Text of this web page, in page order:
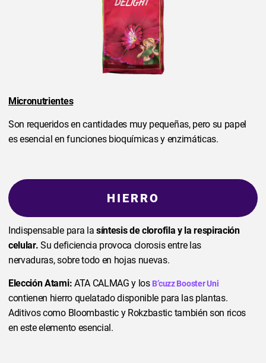
Micronutrientes
Son requeridos en cantidades muy pequeñas, pero su papel
es esencial en funciones bioquímicas y enzimáticas.
HIERRO
Indispensable para la síntesis de clorofila y la respiración
celular. Su deficiencia provoca clorosis entre las
nervaduras, sobre todo en hojas nuevas.
Elección Atami: ATA CALMAG y los B’cuzz Booster Uni
contienen hierro quelatado disponible para las plantas.
Aditivos como Bloombastic y Rokzbastic también son ricos
en este elemento esencial.